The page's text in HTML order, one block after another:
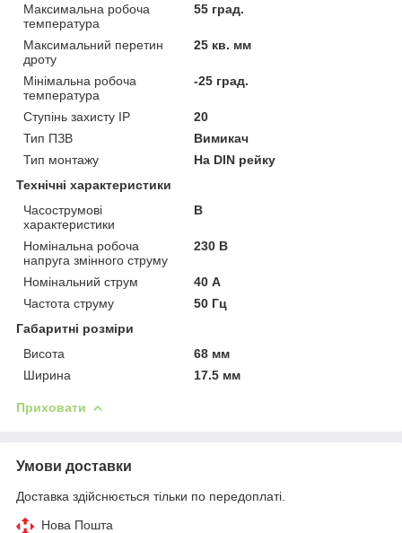
Максимальна робоча
температура
55 град.
Максимальний перетин
дроту
25 кв. мм
Мінімальна робоча
температура
-25 град.
Ступінь захисту IP
20
Тип ПЗВ
Вимикач
Тип монтажу
На DIN рейку
Технічні характеристики
Часострумові
характеристики
B
Номінальна робоча
напруга змінного струму
230 В
Номінальний струм
40 А
Частота струму
50 Гц
Габаритні розміри
Висота
68 мм
Ширина
17.5 мм
Приховати
Умови доставки
Доставка здійснюється тільки по передоплаті.
Нова Пошта